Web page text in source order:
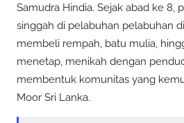
Samudra Hindia. Sejak abad ke 8,
singgah di pelabuhan pelabuhan
membeli rempah, batu mulia,
menetap, menikah dengan
membentuk komunitas yang
Moor Sri Lanka.